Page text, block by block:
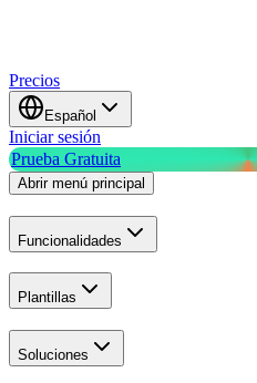
Precios
Español
Iniciar sesión
Prueba Gratuita
Abrir menú principal
Funcionalidades
Plantillas
Soluciones